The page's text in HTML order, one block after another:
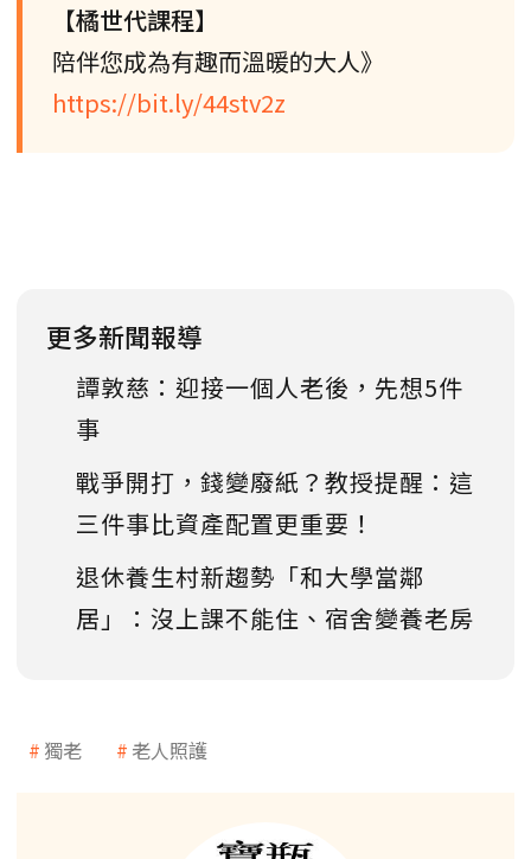
【橘世代課程】
陪伴您成為有趣而溫暖的大人》
https://bit.ly/44stv2z
更多新聞報導
譚敦慈：迎接一個人老後，先想5件
事
戰爭開打，錢變廢紙？教授提醒：這
三件事比資產配置更重要！
退休養生村新趨勢「和大學當鄰
居」：沒上課不能住、宿舍變養老房
獨老 老人照護